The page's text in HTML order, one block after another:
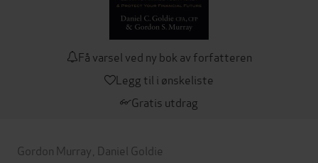
Få varsel ved ny bok av forfatteren
Legg til i ønskeliste
Gratis utdrag
Gordon Murray Daniel Goldie